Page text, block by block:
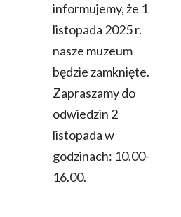
informujemy, że 1
listopada 2025 r.
nasze muzeum
będzie zamknięte.
Zapraszamy do
odwiedzin 2
listopada w
godzinach: 10.00-
16.00.